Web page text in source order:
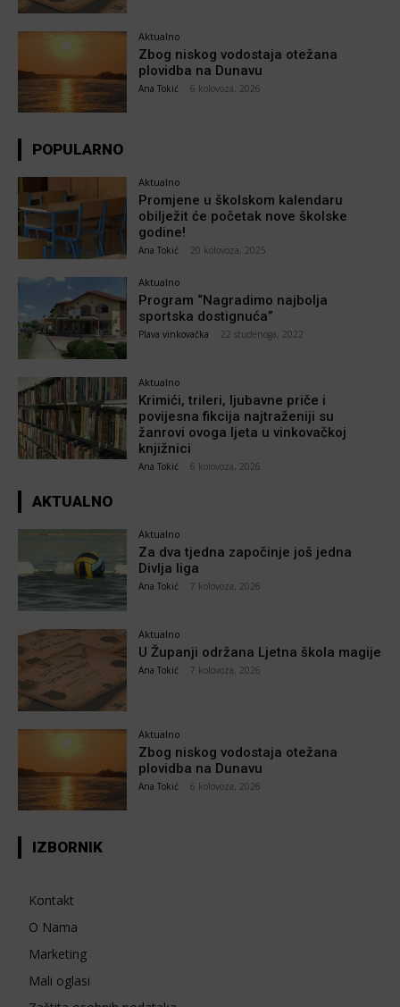
Aktualno
Zbog niskog vodostaja otežana
plovidba na Dunavu
Ana Tokić 6 kolovoza, 2026
POPULARNO
Aktualno
Promjene u školskom kalendaru
obilježit će početak nove školske
godine!
Ana Tokić 20 kolovoza, 2025
Aktualno
Program “Nagradimo najbolja
sportska dostignuća”
Plava vinkovačka 22 studenoga, 2022
Aktualno
Krimići, trileri, ljubavne priče i
povijesna fikcija najtraženiji su
žanrovi ovoga ljeta u vinkovačkoj
knjižnici
Ana Tokić 6 kolovoza, 2026
AKTUALNO
Aktualno
Za dva tjedna započinje još jedna
Divlja liga
Ana Tokić 7 kolovoza, 2026
Aktualno
U Županji održana Ljetna škola magije
Ana Tokić 7 kolovoza, 2026
Aktualno
Zbog niskog vodostaja otežana
plovidba na Dunavu
Ana Tokić 6 kolovoza, 2026
IZBORNIK
Kontakt
O Nama
Marketing
Mali oglasi